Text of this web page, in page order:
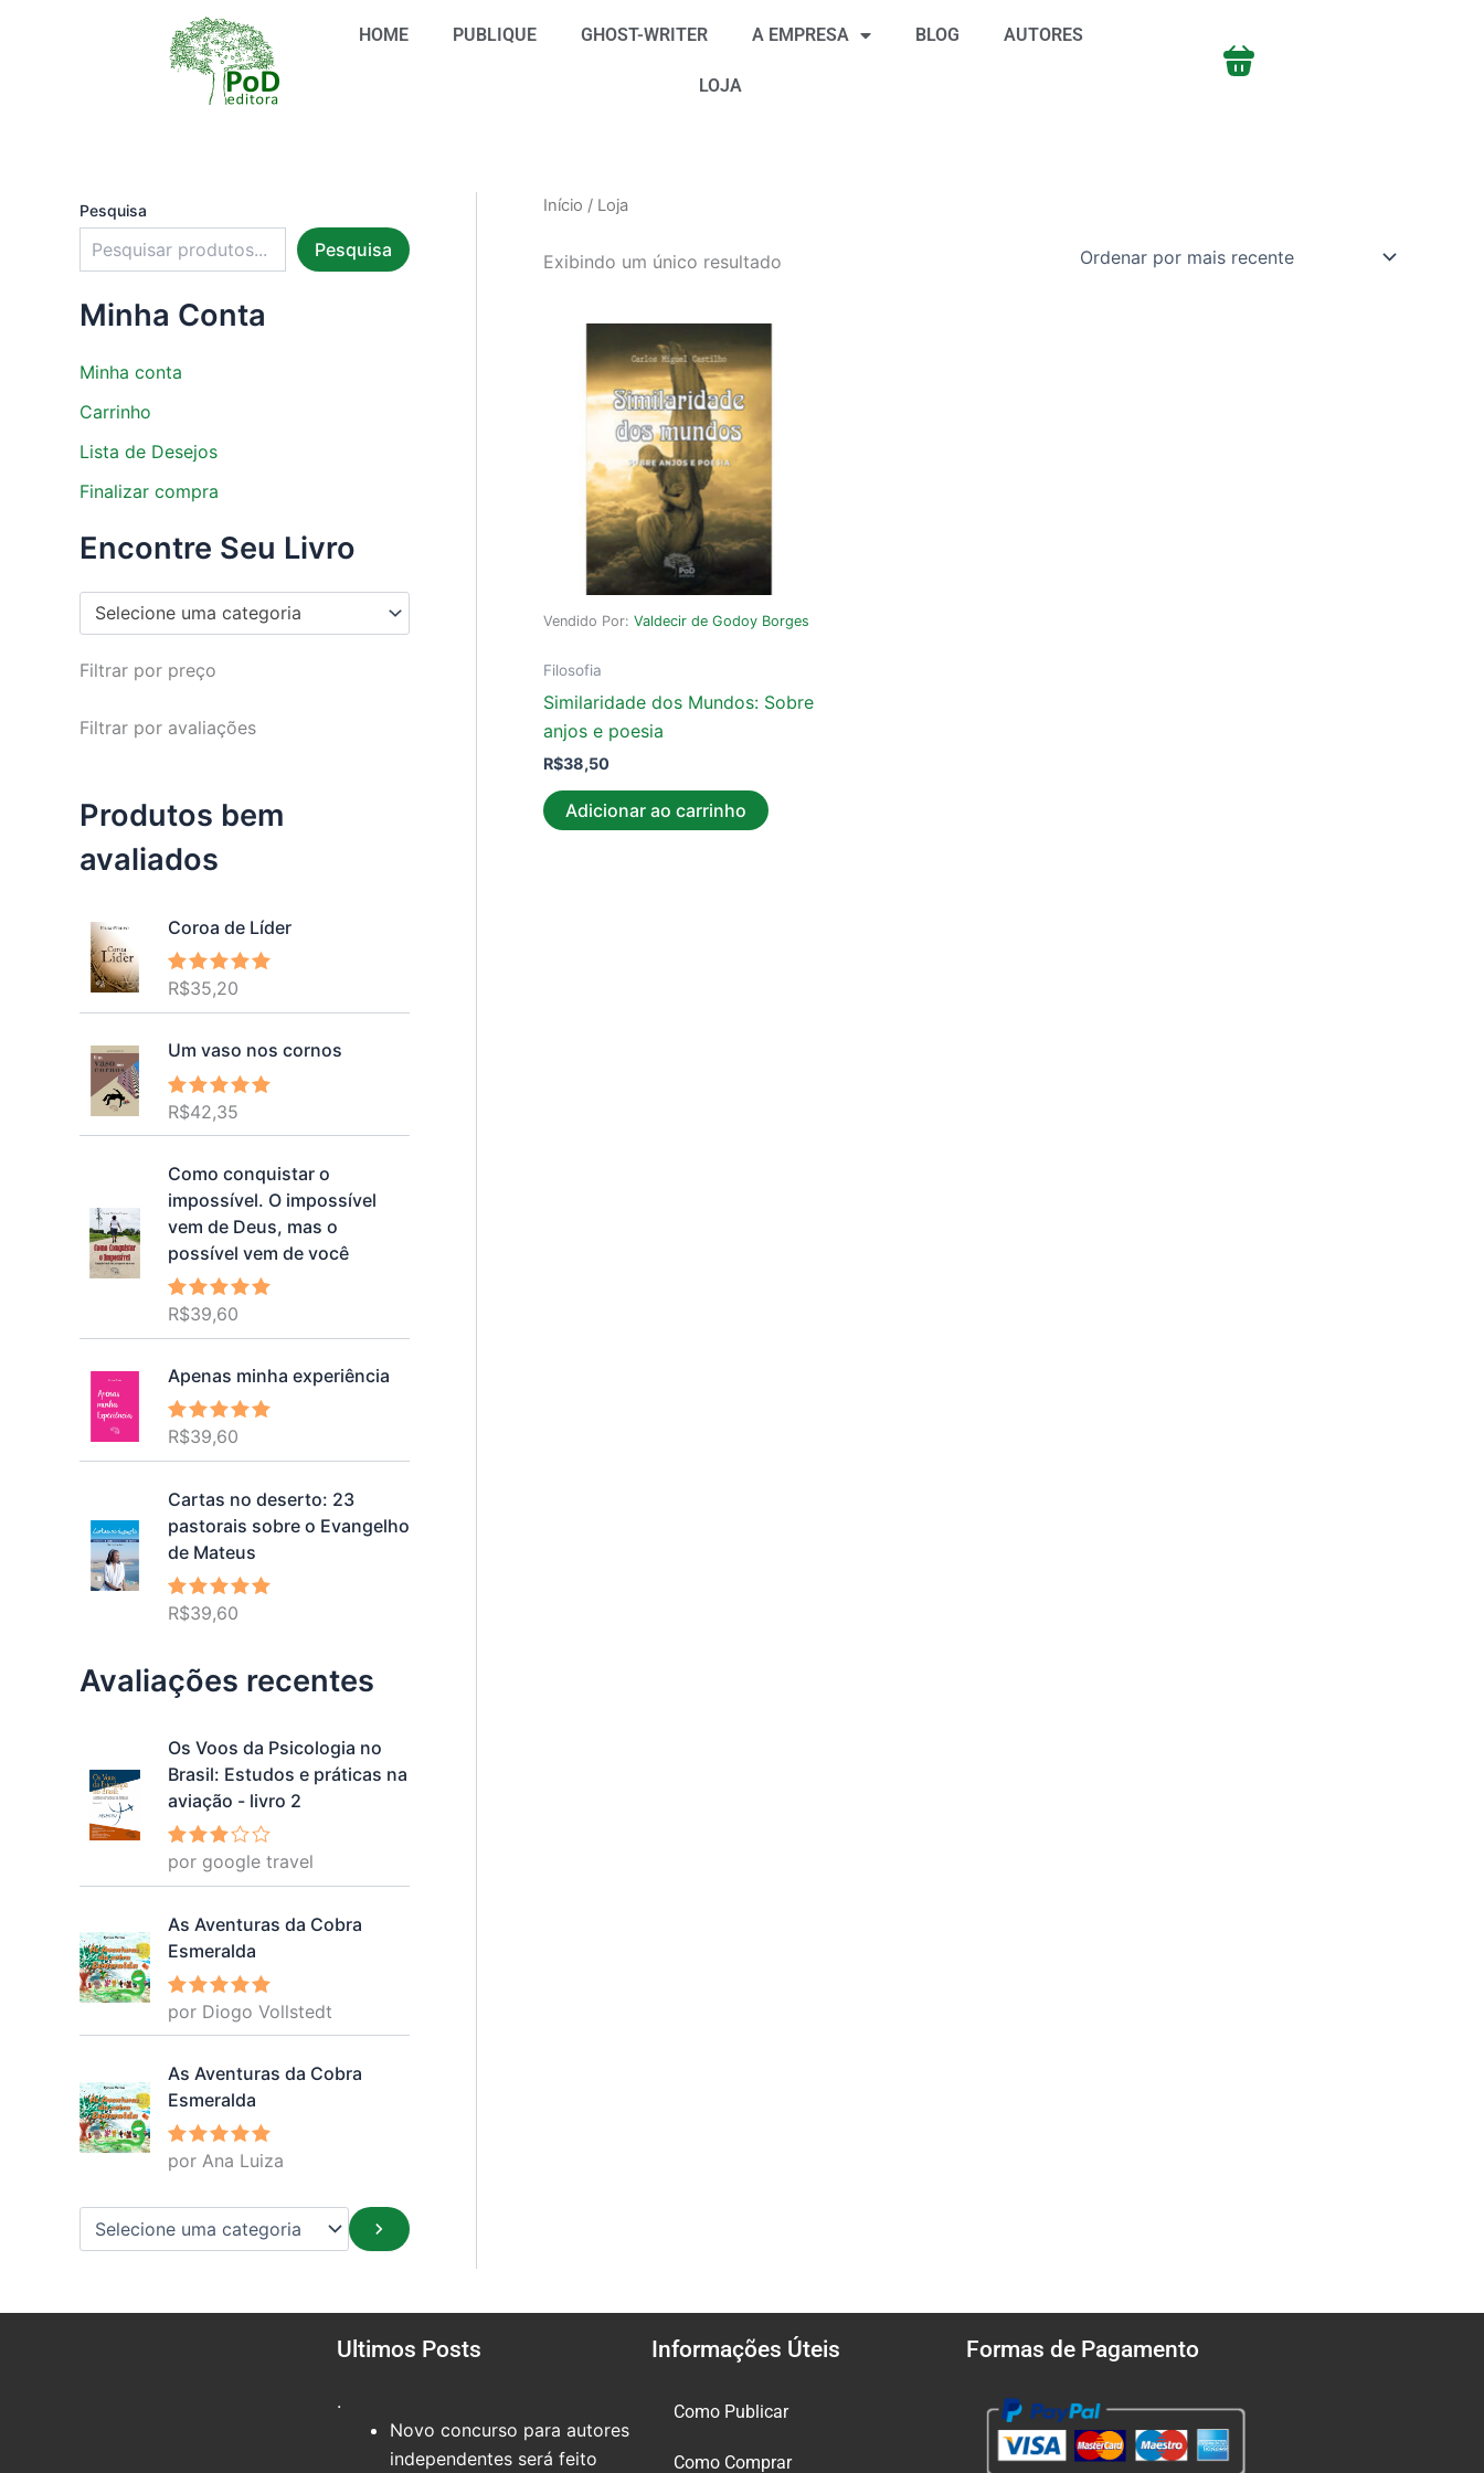
HOME PUBLIQUE GHOST-WRITER A EMPRESA BLOG AUTORES
LOJA
Pesquisa
Pesquisa
Minha Conta
Minha conta
Carrinho
Lista de Desejos
Finalizar compra
Encontre Seu Livro
Selecione uma categoria
Filtrar por preço
Filtrar por avaliações
Produtos bem
avaliados
Coroa de Líder
Avaliação
R$35,20
Um vaso nos cornos
Avaliação
de 5
R$42,35
Como conquistar o
impossível. O impossível
vem de Deus, mas o
possível vem de você
Avaliação
R$39,60
Apenas minha experiência
Avaliação
R$39,60
Cartas no deserto: 23
pastorais sobre o Evangelho
de Mateus
Avaliação
R$39,60
Avaliações recentes
Os Voos da Psicologia no
Brasil: Estudos e práticas na
aviação - livro 2
Avalia
ção 3
por google travel
As Aventuras da Cobra
Esmeralda
Avaliação
5
por Diogo Vollstedt
As Aventuras da Cobra
Esmeralda
Avaliação
5
por Ana Luiza
u
m
c
g
o
r
a
Início / Loja
Exibindo um único resultado
Vendido Por: Valdecir de Godoy Borges
Filosofia
Similaridade dos Mundos: Sobre
anjos e poesia
R$38,50
Adicionar ao carrinho
Ultimos Posts
.
Novo concurso para autores
independentes será feito
Informações Úteis
Como Publicar
Como Comprar
Formas de Pagamento